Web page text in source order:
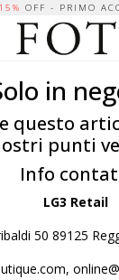
OFF - PRIMO
in
questo
punti
Info
LG3 Retail
50 89125